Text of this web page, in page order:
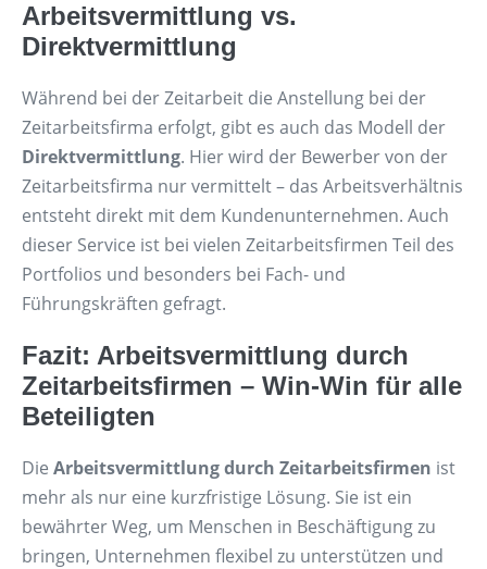
Arbeitsvermittlung vs.
Direktvermittlung
Während bei der Zeitarbeit die Anstellung bei der
Zeitarbeitsfirma erfolgt, gibt es auch das Modell der
Direktvermittlung. Hier wird der Bewerber von der
Zeitarbeitsfirma nur vermittelt – das Arbeitsverhältnis
entsteht direkt mit dem Kundenunternehmen. Auch
dieser Service ist bei vielen Zeitarbeitsfirmen Teil des
Portfolios und besonders bei Fach- und
Führungskräften gefragt.
Fazit: Arbeitsvermittlung durch
Zeitarbeitsfirmen – Win-Win für alle
Beteiligten
Die Arbeitsvermittlung durch Zeitarbeitsfirmen ist
mehr als nur eine kurzfristige Lösung. Sie ist ein
bewährter Weg, um Menschen in Beschäftigung zu
bringen, Unternehmen flexibel zu unterstützen und